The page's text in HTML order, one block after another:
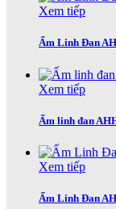
Xem tiếp
Ấm Linh Đan
Xem tiếp
Ấm linh đan
Xem tiếp
Ấm Linh Đan